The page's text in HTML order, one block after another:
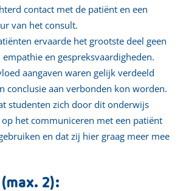
contact met de patiënt en een
van het consult.
ervaarde het grootste deel geen
en gespreksvaardigheden.
aangaven waren gelijk verdeeld
conclusie aan verbonden kon worden.
studenten zich door dit onderwijs
het communiceren met een patiënt
en dat zij hier graag meer mee
2):